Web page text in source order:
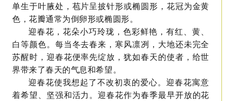
单生于叶腋处，苞片呈披针形或椭圆形，花冠为金黄
色，花瓣通常为倒卵形或椭圆形。
迎春花，花朵小巧玲珑，色彩鲜艳，有红、黄、
白等颜色。每当冬去春来，寒风凛冽，大地还未完全
苏醒时，迎春花便率先绽放，犹如春天的使者，给世
界带来了春天的气息和希望。
迎春花使我想起了不改初衷的爱心。迎春花寓意
着希望、坚强和活力。迎春花作为春季最早开放的花